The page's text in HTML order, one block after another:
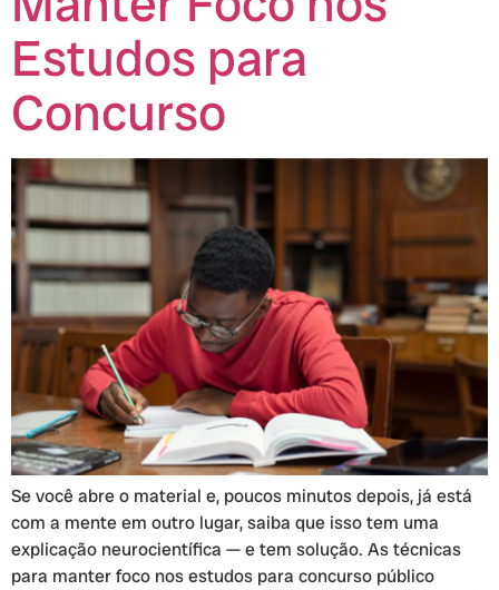
Estudos para
Concurso
Se você abre o material e, poucos minutos depois, já está
com a mente em outro lugar, saiba que isso tem uma
explicação neurocientífica — e tem solução. As técnicas
para manter foco nos estudos para concurso público